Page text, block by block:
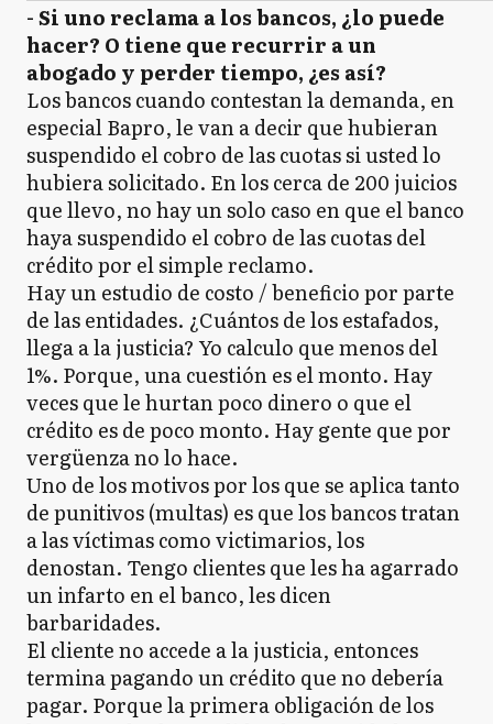
- Si uno reclama a los bancos, ¿lo puede
hacer? O tiene que recurrir a un
abogado y perder tiempo, ¿es así?
Los bancos cuando contestan la demanda, en
especial Bapro, le van a decir que hubieran
suspendido el cobro de las cuotas si usted lo
hubiera solicitado. En los cerca de 200 juicios
que llevo, no hay un solo caso en que el banco
haya suspendido el cobro de las cuotas del
crédito por el simple reclamo.
Hay un estudio de costo / beneficio por parte
de las entidades. ¿Cuántos de los estafados,
llega a la justicia? Yo calculo que menos del
1%. Porque, una cuestión es el monto. Hay
veces que le hurtan poco dinero o que el
crédito es de poco monto. Hay gente que por
vergüenza no lo hace.
Uno de los motivos por los que se aplica tanto
de punitivos (multas) es que los bancos tratan
a las víctimas como victimarios, los
denostan. Tengo clientes que les ha agarrado
un infarto en el banco, les dicen
barbaridades.
El cliente no accede a la justicia, entonces
termina pagando un crédito que no debería
pagar. Porque la primera obligación de los